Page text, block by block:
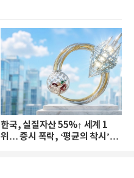
한국, 실질자산 55%↑ 세계 1
위… 증시 폭락, ‘평균의 착시’와